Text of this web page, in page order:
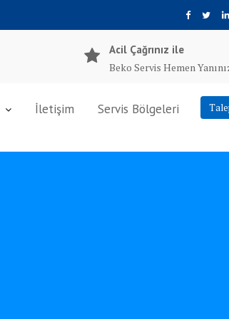
Acil Çağrınız ile
Beko Servis Hemen
İletişim Servis Bölgeleri